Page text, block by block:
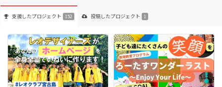
支援したプロジェクト 152 投稿したプロジェクト 1